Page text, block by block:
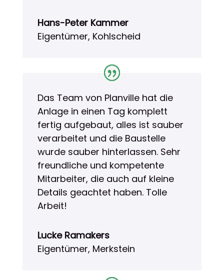
Hans-Peter Kammer
Eigentümer, Kohlscheid
Das Team von Planville hat die
Anlage in einen Tag komplett
fertig aufgebaut, alles ist sauber
verarbeitet und die Baustelle
wurde sauber hinterlassen. Sehr
freundliche und kompetente
Mitarbeiter, die auch auf kleine
Details geachtet haben. Tolle
Arbeit!
Lucke Ramakers
Eigentümer, Merkstein